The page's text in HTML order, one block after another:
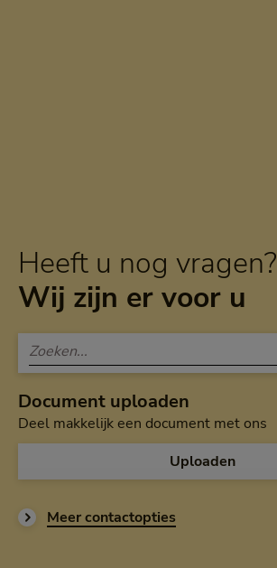
Heeft u nog vragen?
Wij zijn er voor u
Document uploaden
Deel makkelijk een document met ons
Uploaden
Meer contactopties